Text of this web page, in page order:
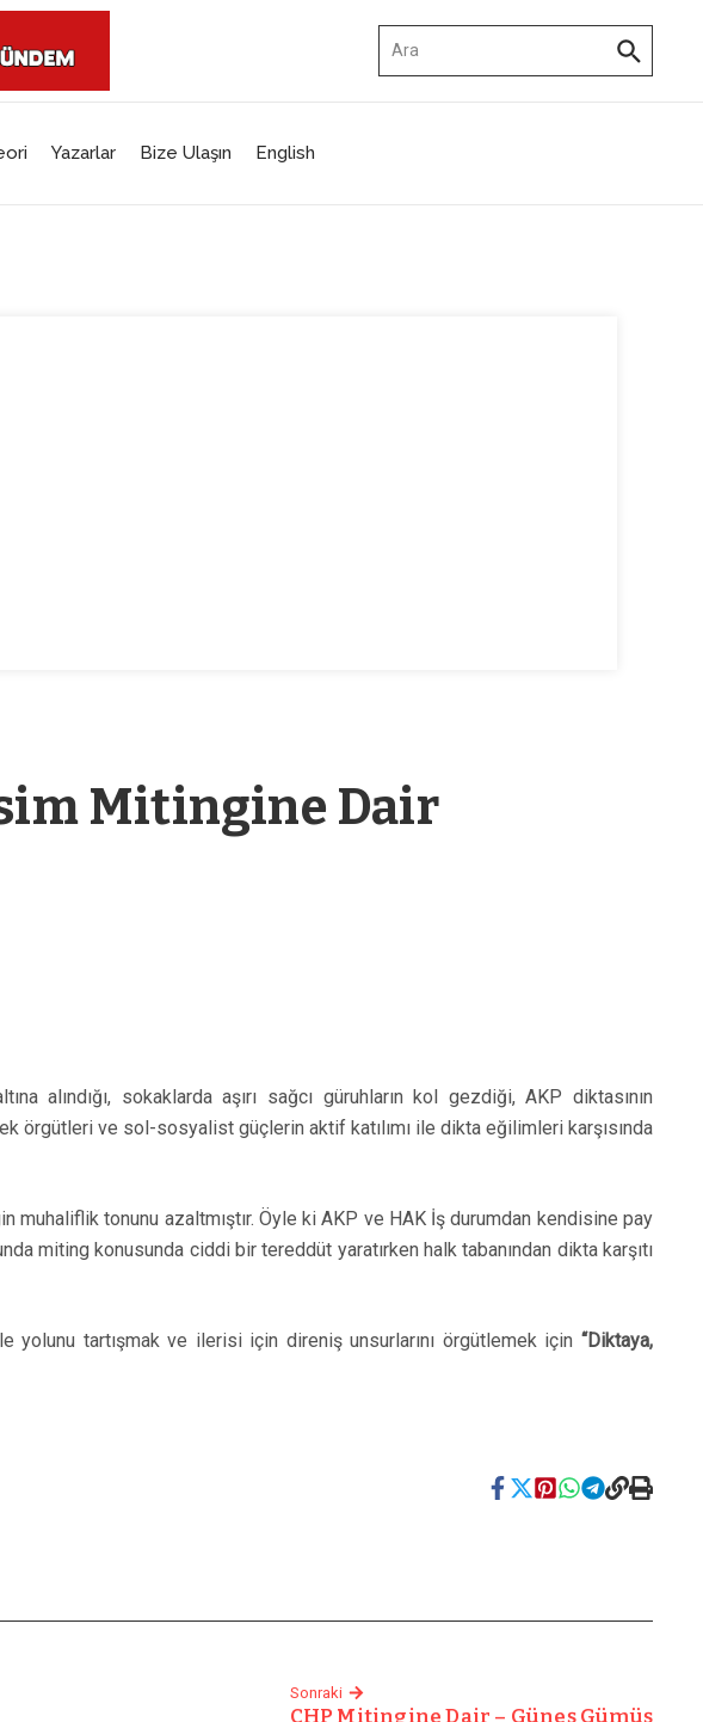
Yazarlar Bize Ulaşın English
Mitingine Dair
alındığı, sokaklarda aşırı sağcı güruhların kol gezdiği, AKP diktasının
örgütleri ve sol-sosyalist güçlerin aktif katılımı ile dikta eğilimleri karşısında
tonunu azaltmıştır. Öyle ki AKP ve HAK İş durumdan kendisine pay
miting konusunda ciddi bir tereddüt yaratırken halk tabanından dikta karşıtı
yolunu tartışmak ve ilerisi için direniş unsurlarını örgütlemek için “Diktaya,
Sonraki
CHP Mitingine Dair – Güneş Gümüş